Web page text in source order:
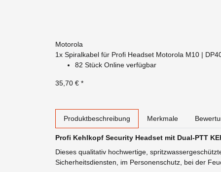
Motorola
1x Spiralkabel für Profi Headset Motorola M10 |
82 Stück Online verfügbar
35,70 € *
Produktbeschreibung Merkmale
Profi Kehlkopf Security Headset mit Dual-PTT
Dieses qualitativ hochwertige,
Sicherheitsdiensten, im Personenschutz, bei der